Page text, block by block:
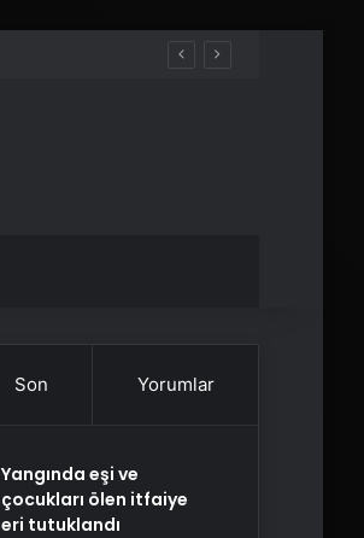
Son Yorumlar
Yangında eşi ve
çocukları ölen itfaiye
eri tutuklandı